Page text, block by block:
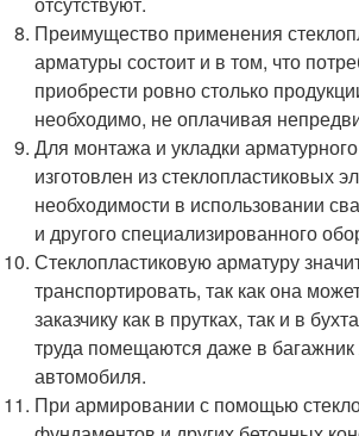
Преимущество применения
арматуры состоит и в том, что
приобрести ровно столько
необходимо, не оплачивая
Для монтажа и укладки
изготовлен из стеклопластиковых
необходимости в использовании
и другого специализированного
Стеклопластиковую арматуру
транспортировать, так как она
заказчику как в прутках, так и в
труда помещаются даже в багажник
автомобиля.
При армировании с помощью